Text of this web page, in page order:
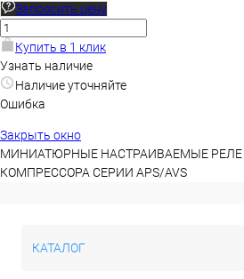
Запросить цену
Купить в 1 клик
Узнать наличие
Наличие уточняйте
Ошибка
Закрыть окно
МИНИАТЮРНЫЕ НАСТРАИВАЕМЫЕ
КОМПРЕССОРА СЕРИИ APS/AVS
КАТАЛОГ